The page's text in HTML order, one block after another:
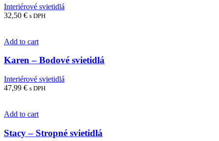
Interiérové svietidlá
32,50 € s DPH
Add to cart
Karen – Bodové svietidlá
Interiérové svietidlá
47,99 € s DPH
Add to cart
Stacy – Stropné svietidlá